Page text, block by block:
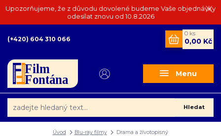
Upozorňujeme, že z důvodu dovolené budeme Vaše objednávky
odesílat znovu od 10.8.2026
Menu
Hledat
(+420) 604 310 066
0 ks
0,00 Kč
Úvod Blu-ray filmy Drama a životopisný